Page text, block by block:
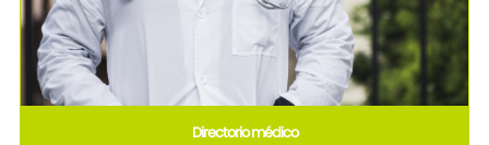
Directorio médico